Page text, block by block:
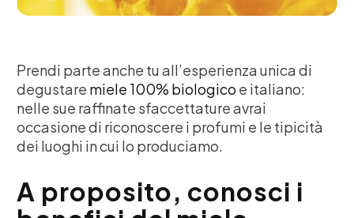
Prendi parte anche tu all’esperienza unica di
degustare miele 100% biologico e italiano:
nelle sue raffinate sfaccettature avrai
occasione di riconoscere i profumi e le tipicità
dei luoghi in cui lo produciamo.
A proposito, conosci i